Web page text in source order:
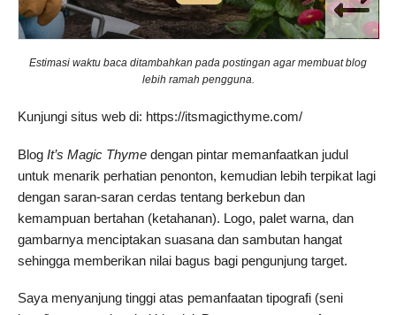
Estimasi waktu baca ditambahkan pada postingan agar membuat blog
lebih ramah pengguna.
Kunjungi situs web di: https://itsmagicthyme.com/
Blog It’s Magic Thyme dengan pintar memanfaatkan judul
untuk menarik perhatian penonton, kemudian lebih terpikat lagi
dengan saran-saran cerdas tentang berkebun dan
kemampuan bertahan (ketahanan). Logo, palet warna, dan
gambarnya menciptakan suasana dan sambutan hangat
sehingga memberikan nilai bagus bagi pengunjung target.
Saya menyanjung tinggi atas pemanfaatan tipografi (seni